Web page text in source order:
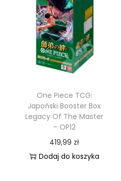
One Piece TCG:
Japoński Booster Box
Legacy Of The Master
– OP12
419,99 zł
Dodaj do koszyka